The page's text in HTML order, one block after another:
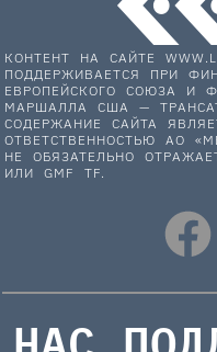
КОНТЕНТ НА САЙТЕ
ПОДДЕРЖИВАЕТСЯ ПРИ
ЕВРОПЕЙСКОГО СОЮЗА И
МАРШАЛЛА США —
СОДЕРЖАНИЕ САЙТА
ОТВЕТСТВЕННОСТЬЮ АО
НЕ ОБЯЗАТЕЛЬНО
ИЛИ GMF TF.